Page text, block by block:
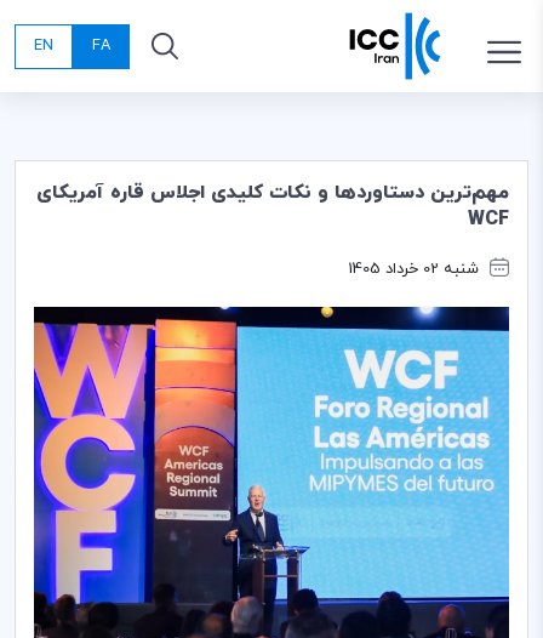
FA
EN
مهم‌ترین دستاوردها و نکات کلیدی اجلاس قاره آمریکای
WCF
شنبه 02 خرداد 1405